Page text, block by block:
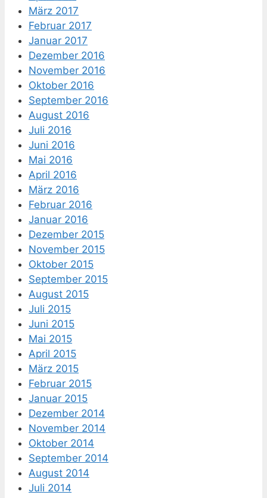
März 2017
Februar 2017
Januar 2017
Dezember 2016
November 2016
Oktober 2016
September 2016
August 2016
Juli 2016
Juni 2016
Mai 2016
April 2016
März 2016
Februar 2016
Januar 2016
Dezember 2015
November 2015
Oktober 2015
September 2015
August 2015
Juli 2015
Juni 2015
Mai 2015
April 2015
März 2015
Februar 2015
Januar 2015
Dezember 2014
November 2014
Oktober 2014
September 2014
August 2014
Juli 2014